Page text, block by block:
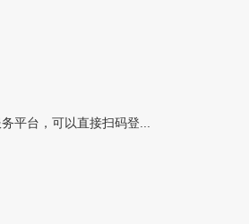
平台，可以直接扫码登...